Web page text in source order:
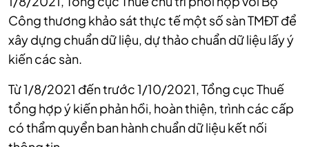
Công thương khảo sát thực tế một số sàn TMĐT để
xây dựng chuẩn dữ liệu, dự thảo chuẩn dữ liệu lấy ý
kiến các sàn.
Từ 1/8/2021 đến trước 1/10/2021, Tổng cục Thuế
tổng hợp ý kiến phản hồi, hoàn thiện, trình các cấp
có thẩm quyển ban hành chuẩn dữ liệu kết nối